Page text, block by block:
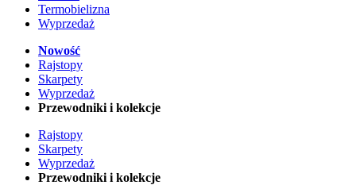
Termobielizna
Wyprzedaż
Nowość
Rajstopy
Skarpety
Wyprzedaż
Przewodniki i kolekcje
Rajstopy
Skarpety
Wyprzedaż
Przewodniki i kolekcje